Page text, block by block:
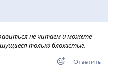
не читаем и можете
только блохастые.
Ответить